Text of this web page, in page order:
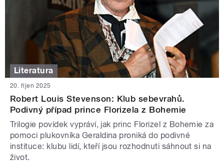
Literatura
20. říjen 2025
Robert Louis Stevenson: Klub sebevrahů.
Podivný případ prince Florizela z Bohemie
Trilogie povídek vypráví, jak princ Florizel z Bohemie za
pomoci plukovníka Geraldina proniká do podivné
instituce: klubu lidí, kteří jsou rozhodnuti sáhnout si na
život.